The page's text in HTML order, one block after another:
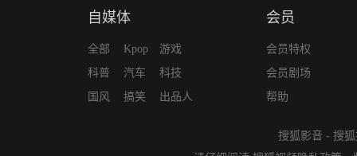
自媒体
全部
科普
国风
Kpop
汽车
搞笑
游戏
科技
出品人
会员
会员特权
会员剧场
帮助
搜狐影音 - 搜